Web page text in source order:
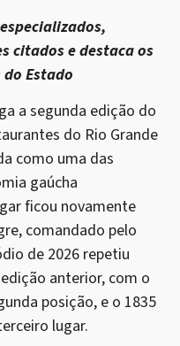
citados e destaca os
Estado
a segunda edição do
do Rio Grande
como uma das
gaúcha
ficou novamente
comandado pelo
de 2026 repetiu
anterior, com o
posição, e o 1835
lugar.